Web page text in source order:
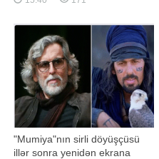
baxımından mühüm əhəmiyyət
etimadın formalaşması üçün
imtahanın keçirilməsi ilə yanaşı,
nəticələrin hesablanması və
apellyasiy
"Mumiya"nın sirli döyüşçüsü
illər sonra yenidən ekrana